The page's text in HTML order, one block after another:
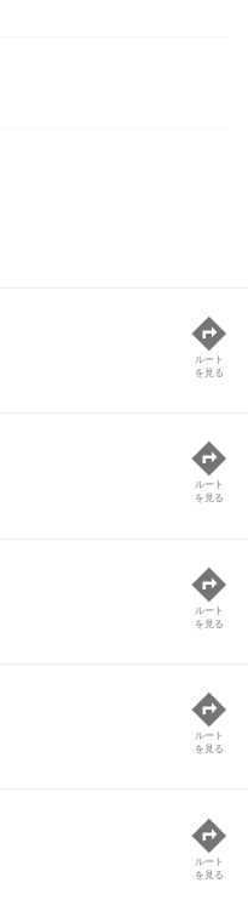
ルート
を見る
ルート
を見る
ルート
を見る
ルート
を見る
ルート
を見る